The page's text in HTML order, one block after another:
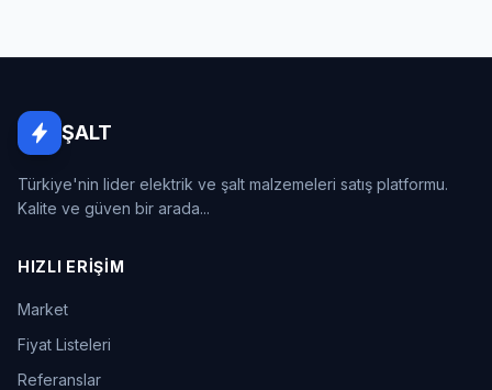
ŞALT
Türkiye'nin lider elektrik ve şalt malzemeleri satış platformu.
Kalite ve güven bir arada...
HIZLI ERIŞIM
Market
Fiyat Listeleri
Referanslar